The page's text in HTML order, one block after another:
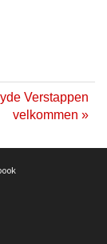
Verstappen
velkommen »